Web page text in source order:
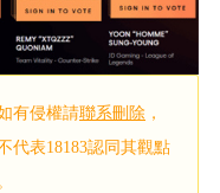
有侵權請聯系刪除 ，
代表18183認同其觀點